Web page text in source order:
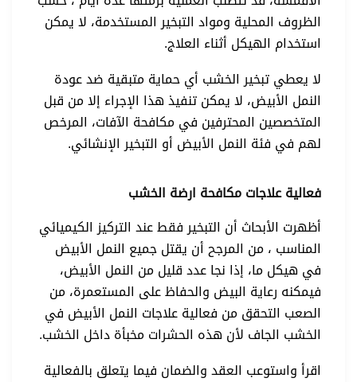
الظروف المحلية ومواد التبخير المستخدمة، لا يمكن
استخدام الهيكل أثناء العلاج.
لا يعطي تبخير الخشب أي حماية متبقية ضد عودة
النمل الأبيض، لا يمكن تنفيذ هذا الإجراء إلا من قبل
المتخصصين المحترفين في مكافحة الآفات، المرخص
لهم في فئة النمل الأبيض أو التبخير الإنشائي.
فعالية علاجات مكافحة ارضة الخشب
أظهرت الأبحاث أن التبخير فقط عند التركيز الكيميائي
المناسب ، من المرجح أن يقتل جميع النمل الأبيض
في هيكل ما، إذا نجا عدد قليل من النمل الأبيض،
فيمكنه رعاية البيض والحفاظ على المستعمرة، من
الصعب التحقق من فعالية علاجات النمل الأبيض في
الخشب الجاف لأن هذه الحشرات مخبأة داخل الخشب.
اقرأ واستوعب العقد والضمان فيما يتعلق بالفعالية